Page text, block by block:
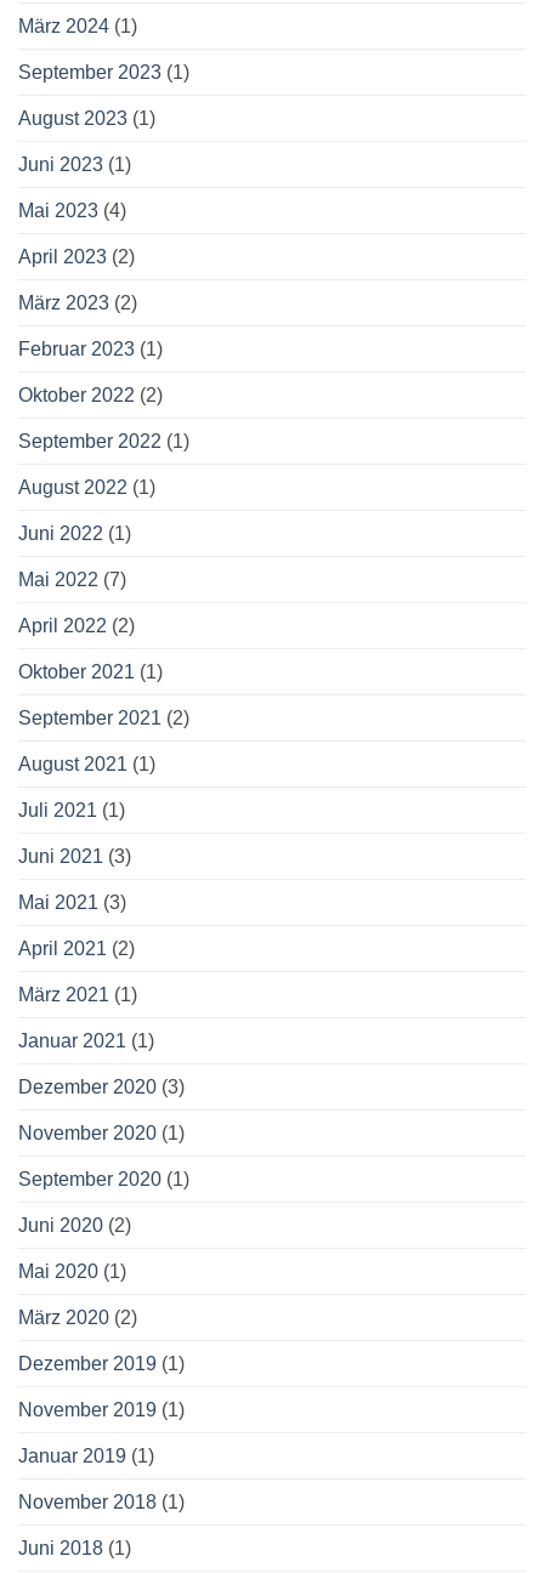
März 2024 (1)
September 2023 (1)
August 2023 (1)
Juni 2023 (1)
Mai 2023 (4)
April 2023 (2)
März 2023 (2)
Februar 2023 (1)
Oktober 2022 (2)
September 2022 (1)
August 2022 (1)
Juni 2022 (1)
Mai 2022 (7)
April 2022 (2)
Oktober 2021 (1)
September 2021 (2)
August 2021 (1)
Juli 2021 (1)
Juni 2021 (3)
Mai 2021 (3)
April 2021 (2)
März 2021 (1)
Januar 2021 (1)
Dezember 2020 (3)
November 2020 (1)
September 2020 (1)
Juni 2020 (2)
Mai 2020 (1)
März 2020 (2)
Dezember 2019 (1)
November 2019 (1)
Januar 2019 (1)
November 2018 (1)
Juni 2018 (1)